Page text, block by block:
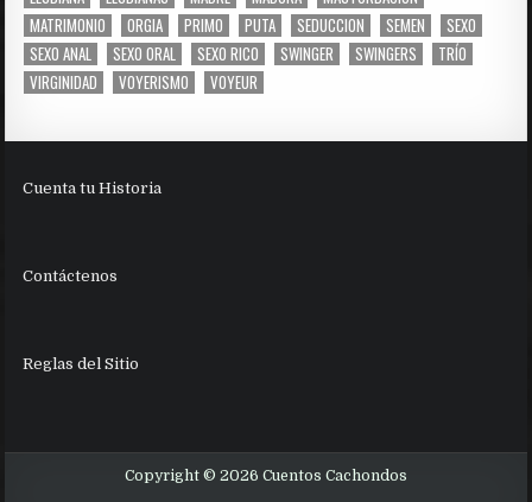
MATRIMONIO
ORGIA PRIMO PUTA SEDUCCION SEMEN
SEXO
SEXO ANAL
SEXO ORAL SEXO RICO SWINGER SWINGERS
TRÍO
VIRGINIDAD
VOYERISMO VOYEUR
Cuenta tu Historia
Contáctenos
Reglas del Sitio
Copyright © 2026 Cuentos Cachondos